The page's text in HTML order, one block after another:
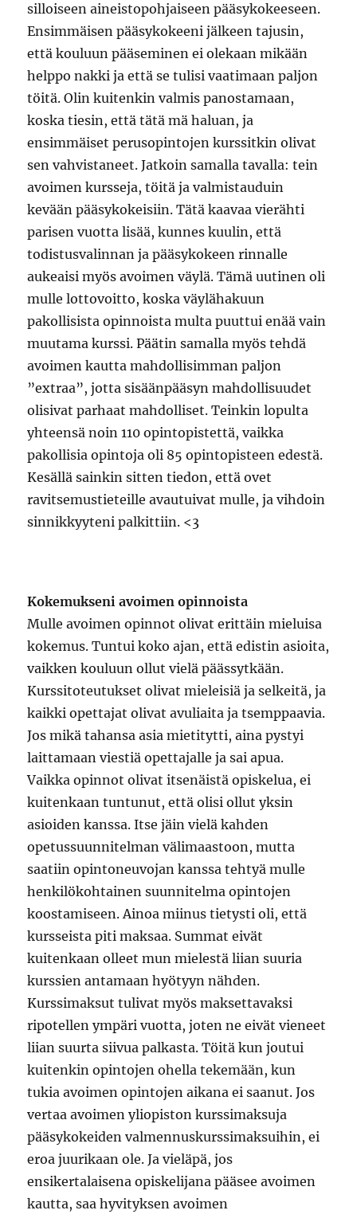
silloiseen aineistopohjaiseen pääsykokeeseen.
Ensimmäisen pääsykokeeni jälkeen tajusin,
että kouluun pääseminen ei olekaan mikään
helppo nakki ja että se tulisi vaatimaan paljon
töitä. Olin kuitenkin valmis panostamaan,
koska tiesin, että tätä mä haluan, ja
ensimmäiset perusopintojen kurssitkin olivat
sen vahvistaneet. Jatkoin samalla tavalla: tein
avoimen kursseja, töitä ja valmistauduin
kevään pääsykokeisiin. Tätä kaavaa vierähti
parisen vuotta lisää, kunnes kuulin, että
todistusvalinnan ja pääsykokeen rinnalle
aukeaisi myös avoimen väylä. Tämä uutinen oli
mulle lottovoitto, koska väylähakuun
pakollisista opinnoista multa puuttui enää vain
muutama kurssi. Päätin samalla myös tehdä
avoimen kautta mahdollisimman paljon
”extraa”, jotta sisäänpääsyn mahdollisuudet
olisivat parhaat mahdolliset. Teinkin lopulta
yhteensä noin 110 opintopistettä, vaikka
pakollisia opintoja oli 85 opintopisteen edestä.
Kesällä sainkin sitten tiedon, että ovet
ravitsemustieteille avautuivat mulle, ja vihdoin
sinnikkyyteni palkittiin. <3
Kokemukseni avoimen opinnoista
Mulle avoimen opinnot olivat erittäin mieluisa
kokemus. Tuntui koko ajan, että edistin asioita,
vaikken kouluun ollut vielä päässytkään.
Kurssitoteutukset olivat mieleisiä ja selkeitä, ja
kaikki opettajat olivat avuliaita ja tsemppaavia.
Jos mikä tahansa asia mietitytti, aina pystyi
laittamaan viestiä opettajalle ja sai apua.
Vaikka opinnot olivat itsenäistä opiskelua, ei
kuitenkaan tuntunut, että olisi ollut yksin
asioiden kanssa. Itse jäin vielä kahden
opetussuunnitelman välimaastoon, mutta
saatiin opintoneuvojan kanssa tehtyä mulle
henkilökohtainen suunnitelma opintojen
koostamiseen. Ainoa miinus tietysti oli, että
kursseista piti maksaa. Summat eivät
kuitenkaan olleet mun mielestä liian suuria
kurssien antamaan hyötyyn nähden.
Kurssimaksut tulivat myös maksettavaksi
ripotellen ympäri vuotta, joten ne eivät vieneet
liian suurta siivua palkasta. Töitä kun joutui
kuitenkin opintojen ohella tekemään, kun
tukia avoimen opintojen aikana ei saanut. Jos
vertaa avoimen yliopiston kurssimaksuja
pääsykokeiden valmennuskurssimaksuihin, ei
eroa juurikaan ole. Ja vieläpä, jos
ensikertalaisena opiskelijana pääsee avoimen
kautta, saa hyvityksen avoimen